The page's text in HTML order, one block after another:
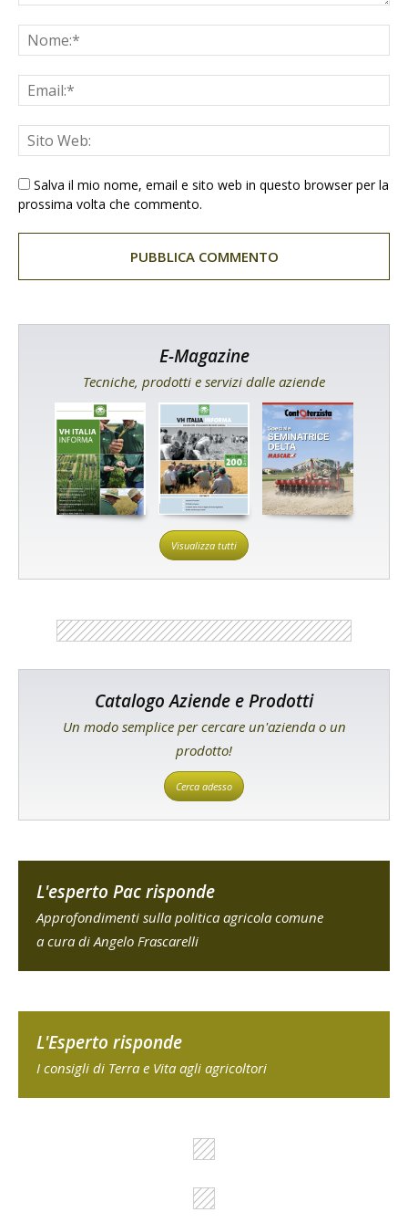
Salva il mio nome, email e sito web in questo browser per la
prossima volta che commento.
E-Magazine
Tecniche, prodotti e servizi dalle aziende
Visualizza tutti
Catalogo Aziende e Prodotti
Un modo semplice per cercare un'azienda o un
prodotto!
Cerca adesso
L'esperto Pac risponde
Approfondimenti sulla politica agricola comune
a cura di Angelo Frascarelli
L'Esperto risponde
I consigli di Terra e Vita agli agricoltori